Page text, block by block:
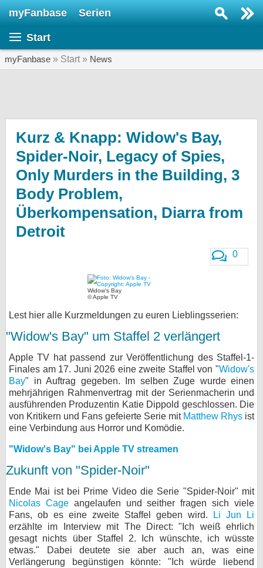
myFanbase Serien
Start
myFanbase » Start » News
Kurz & Knapp: Widow's Bay,
Spider-Noir, Legacy of Spies,
Only Murders in the Building, 3
Body Problem,
Überkompensation, Diarra from
Detroit
0
Widow's Bay
© Apple TV
Lest hier alle Kurzmeldungen zu euren Lieblingsserien:
"Widow's Bay" um Staffel 2 verlängert
Apple TV hat passend zur Veröffentlichung des Staffel-1-
Finales am 17. Juni 2026 eine zweite Staffel von "Widow's
Bay" in Auftrag gegeben. Im selben Zuge wurde einen
mehrjährigen Rahmenvertrag mit der Serienmacherin und
ausführenden Produzentin Katie Dippold geschlossen. Die
von Kritikern und Fans gefeierte Serie mit Matthew Rhys ist
eine Verbindung aus Horror und Komödie.
"Widow's Bay" bei Apple TV streamen
Zukunft von "Spider-Noir"
Ende Mai ist bei Prime Video die Serie "Spider-Noir" mit
Nicolas Cageangelaufen und seither fragen sich viele
Fans, ob es eine zweite Staffel geben wird.
Li Jun Li
erzählte im Interview mit The Direct: "Ich weiß ehrlich
gesagt nichts über Staffel 2. Ich wünschte, ich wüsste
etwas." Dabei deutete sie aber auch an, was eine
Verlängerung begünstigen könnte: "Ich würde liebend
Veranstaltungen
KULTUR
SERVICE
bei X
Kontakt
Nutzungsbedingungen
Datenschutz
Cookie-Einstellungen
Impressum
Desktop-Ansicht